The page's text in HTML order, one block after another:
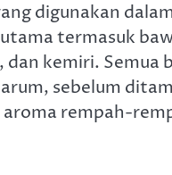
digunakan
termasuk
dan kemiri.
sebelum
rempah-